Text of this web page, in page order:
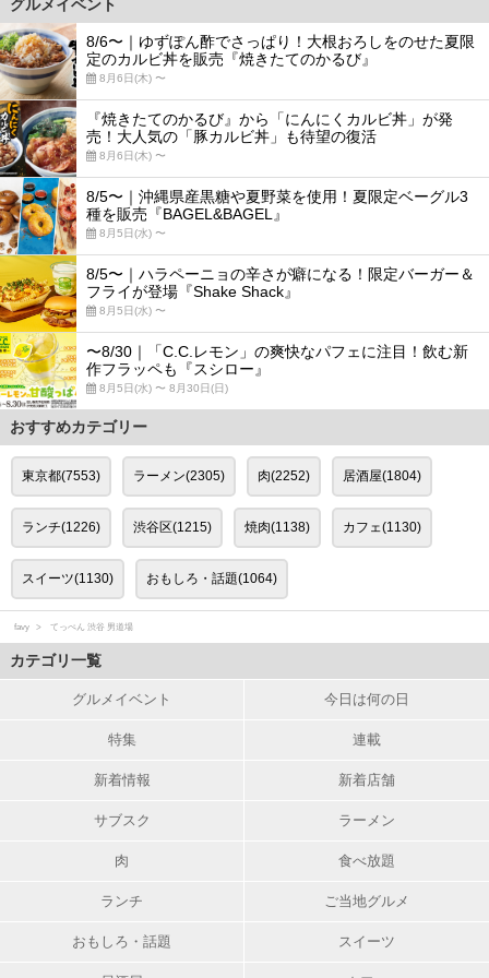
グルメイベント
8/6〜｜ゆずぽん酢でさっぱり！大根おろしをのせた夏限
定のカルビ丼を販売『焼きたてのかるび』
8月6日(木) 〜
『焼きたてのかるび』から「にんにくカルビ丼」が発
売！大人気の「豚カルビ丼」も待望の復活
8月6日(木) 〜
8/5〜｜沖縄県産黒糖や夏野菜を使用！夏限定ベーグル3
種を販売『BAGEL&BAGEL』
8月5日(水) 〜
8/5〜｜ハラペーニョの辛さが癖になる！限定バーガー＆
フライが登場『Shake Shack』
8月5日(水) 〜
〜8/30｜「C.C.レモン」の爽快なパフェに注目！飲む新
作フラッペも『スシロー』
8月5日(水) 〜 8月30日(日)
おすすめカテゴリー
東京都(7553) ラーメン(2305) 肉(2252) 居酒屋(1804)
ランチ(1226) 渋谷区(1215) 焼肉(1138) カフェ(1130)
スイーツ(1130) おもしろ・話題(1064)
favy てっぺん 渋谷 男道場
カテゴリ一覧
グルメイベント 今日は何の日
特集 連載
新着情報 新着店舗
サブスク ラーメン
肉 食べ放題
ランチ ご当地グルメ
おもしろ・話題 スイーツ